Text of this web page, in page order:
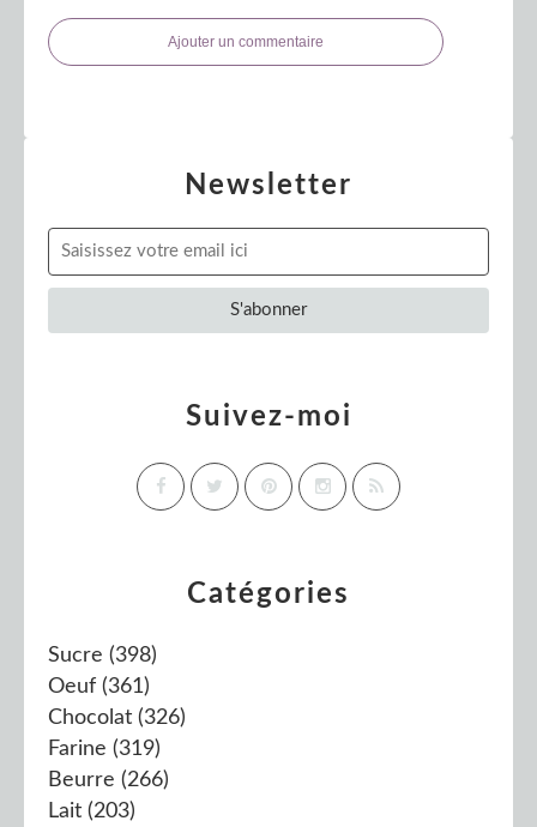
Ajouter un commentaire
Newsletter
Catégories
Sucre (398)
Oeuf (361)
Chocolat (326)
Farine (319)
Beurre (266)
Lait (203)
Suivez-moi